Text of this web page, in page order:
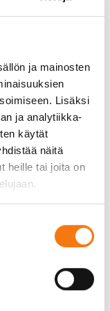
ja mainosten
Lisäksi
ja analytiikka-
käytät
näitä
heille tai joita on
luoda
aines pysyy
sora on
rakenteiden
ja
ne auttavat
toimivia
se